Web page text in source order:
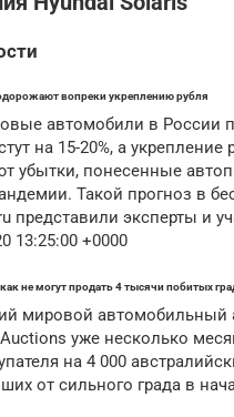
вопреки укреплению рубля
автомобили в России
на 15-20%, а укрепление
убытки, понесенные
Такой прогноз в
представили эксперты и
13:25:00 +0000
не могут продать 4 тысячи побитых
мировой автомобильный
уже несколько
на 4 000
от сильного града в